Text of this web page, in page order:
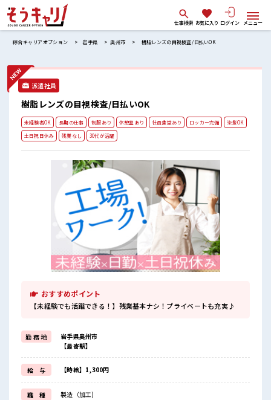
仕事検索 お気に入り ログイン メニュー
綜合キャリアオプション 岩手県 奥州市 樹脂レンズの目視検査/日払いOK
派遣社員
樹脂レンズの目視検査/日払いOK
未経験者OK 長期の仕事 制服あり 休憩室あり 社員食堂あり ロッカー完備
染髪OK
土日祝日休み
残業なし 30代が活躍
おすすめポイント
【未経験でも活躍できる！】残業基本ナシ！プライベートも充実♪
勤 務 地
岩手県奥州市
【最寄駅】
給 与 【時給】1,300円
職 種 製造（加工)